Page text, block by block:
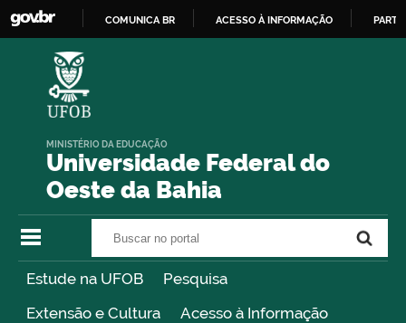
COMUNICA BR ACESSO À INFORMAÇÃO
Universidade Federal do
Oeste da Bahia
MINISTÉRIO DA EDUCAÇÃO
Estude na UFOB
Pesquisa
Extensão e Cultura
Acesso à Informação